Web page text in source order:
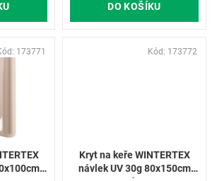
DO KOŠÍKU
173771
Kryt na keře WINTERTEX
návlek UV 30g 80x150cm
Kód: 173772